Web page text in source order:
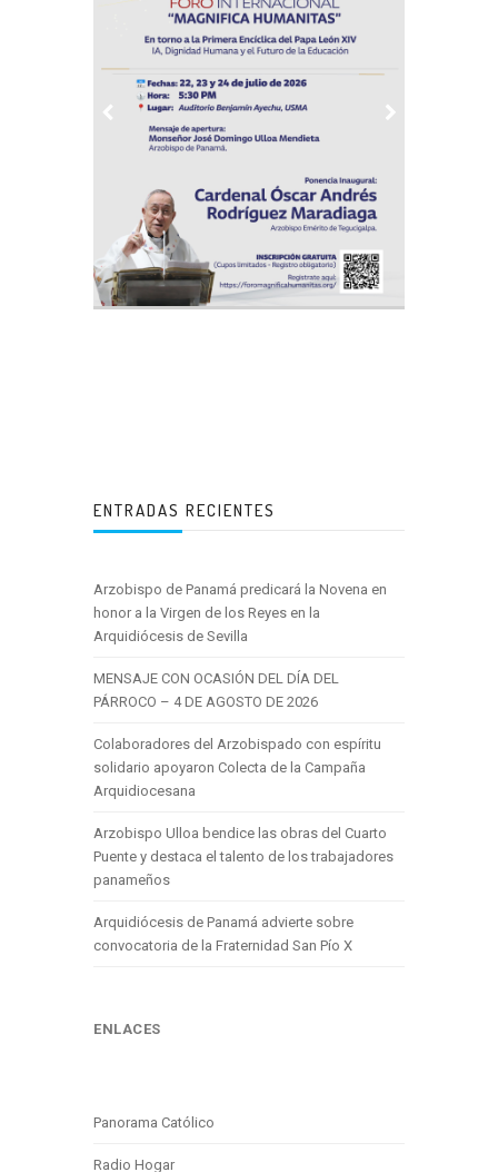
ENTRADAS RECIENTES
Arzobispo de Panamá predicará la Novena en
honor a la Virgen de los Reyes en la
Arquidiócesis de Sevilla
MENSAJE CON OCASIÓN DEL DÍA DEL
PÁRROCO – 4 DE AGOSTO DE 2026
Colaboradores del Arzobispado con espíritu
solidario apoyaron Colecta de la Campaña
Arquidiocesana
Arzobispo Ulloa bendice las obras del Cuarto
Puente y destaca el talento de los trabajadores
panameños
Arquidiócesis de Panamá advierte sobre
convocatoria de la Fraternidad San Pío X
ENLACES
Panorama Católico
Radio Hogar